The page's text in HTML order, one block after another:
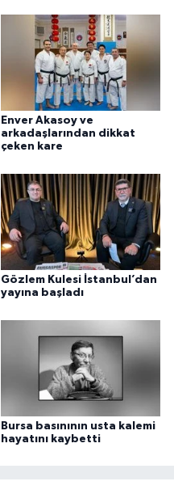
Enver Akasoy ve
arkadaşlarından dikkat
çeken kare
Gözlem Kulesi İstanbul’dan
yayına başladı
Bursa basınının usta kalemi
hayatını kaybetti